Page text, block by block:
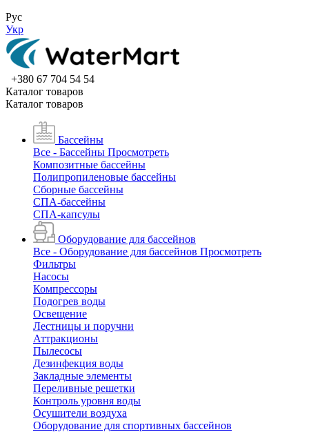
Рус
Укр
+380 67 704 54 54
Каталог товаров
Каталог товаров
Бассейны
Все - Бассейны Просмотреть
Композитные бассейны
Полипропиленовые бассейны
Сборные бассейны
СПА-бассейны
СПА-капсулы
Оборудование для бассейнов
Все - Оборудование для бассейнов Просмотреть
Фильтры
Насосы
Компрессоры
Подогрев воды
Освещение
Лестницы и поручни
Аттракционы
Пылесосы
Дезинфекция воды
Закладные элементы
Переливные решетки
Контроль уровня воды
Осушители воздуха
Оборудование для спортивных бассейнов